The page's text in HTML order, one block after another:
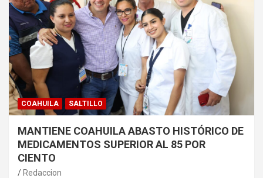
COAHUILA SALTILLO
MANTIENE COAHUILA ABASTO HISTÓRICO DE
MEDICAMENTOS SUPERIOR AL 85 POR
CIENTO
Redaccion